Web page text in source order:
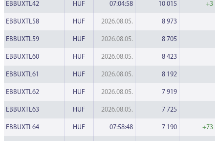
EBBUXTL42 HUF 07:04:58 10 015 +3
EBBUXTL58 HUF 2026.08.05. 8 973
EBBUXTL59 HUF 2026.08.05. 8 705
EBBUXTL60 HUF 2026.08.05. 8 423
EBBUXTL61 HUF 2026.08.05. 8 192
EBBUXTL62 HUF 2026.08.05. 7 919
EBBUXTL63 HUF 2026.08.05. 7 725
EBBUXTL64 HUF 07:58:48 7 190 +73